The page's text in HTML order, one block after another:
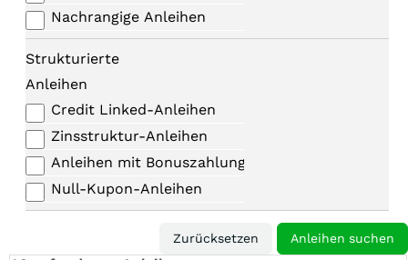
Nachrangige Anleihen
Strukturierte
Anleihen
Credit Linked-Anleihen
Zinsstruktur-Anleihen
Anleihen mit Bonuszahlungen
Null-Kupon-Anleihen